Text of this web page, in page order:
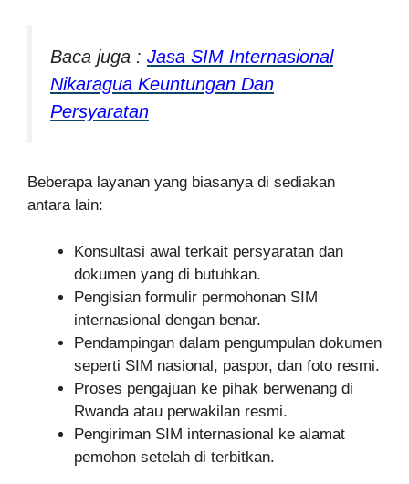
Baca juga : Jasa SIM Internasional
Nikaragua Keuntungan Dan
Persyaratan
Beberapa layanan yang biasanya di sediakan
antara lain:
Konsultasi awal terkait persyaratan dan
dokumen yang di butuhkan.
Pengisian formulir permohonan SIM
internasional dengan benar.
Pendampingan dalam pengumpulan dokumen
seperti SIM nasional, paspor, dan foto resmi.
Proses pengajuan ke pihak berwenang di
Rwanda atau perwakilan resmi.
Pengiriman SIM internasional ke alamat
pemohon setelah di terbitkan.